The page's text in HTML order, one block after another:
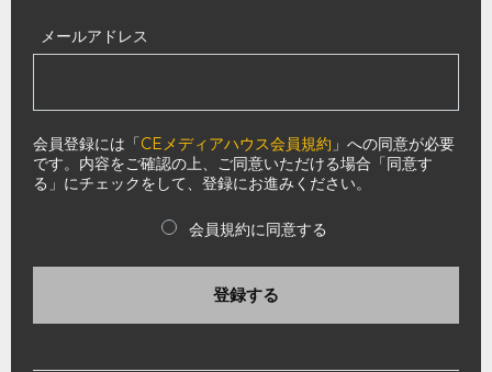
メールアドレス
会員登録には「CEメディアハウス会員規約 」への同意が必要
です。内容をご確認の上、ご同意いただける場合「同意す
る」にチェックをして、登録にお進みください。
会員規約に同意する
登録する